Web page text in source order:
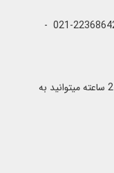
021-22065033 - 021-22368641 - 021-22368642 -
در صورت ایراد یا اشغال خطوط به صورت 24 ساعته میتوانید به